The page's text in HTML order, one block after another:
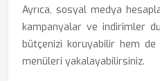
Ayrıca, sosyal medya
kampanyalar ve indirimler
bütçenizi koruyabilir hem
menüleri yakalayabilirsiniz.